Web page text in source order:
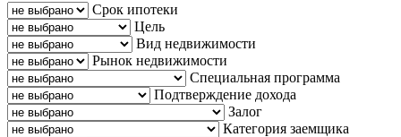
Срок ипотеки
Цель
Вид недвижимости
Рынок недвижимости
Специальная программа
Подтверждение дохода
Залог
Категория заемщика